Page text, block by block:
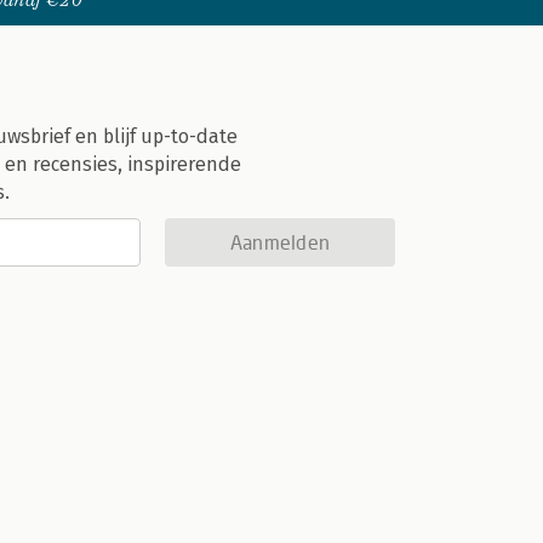
en blijf up-to-date
recensies, inspirerende
Aanmelden